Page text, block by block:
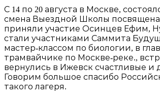
С 14 по 20 августа в Москве,
смена Выездной Школы
приняли участие Осинцев Ефим,
стали участниками Саммита
мастер-классом по биологии, в
трамвайчике по Москве-реке.,
вернулись в Ижевск счастливые и
Говорим большое спасибо
такого лагеря.